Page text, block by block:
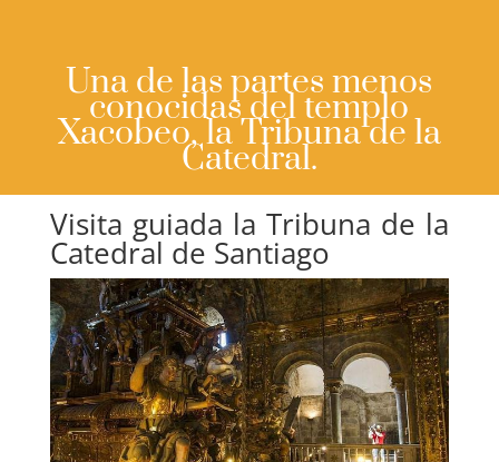
Una de las partes menos
conocidas del templo
Xacobeo, la Tribuna de la
Catedral.
Visita guiada la Tribuna de la
Catedral de Santiago